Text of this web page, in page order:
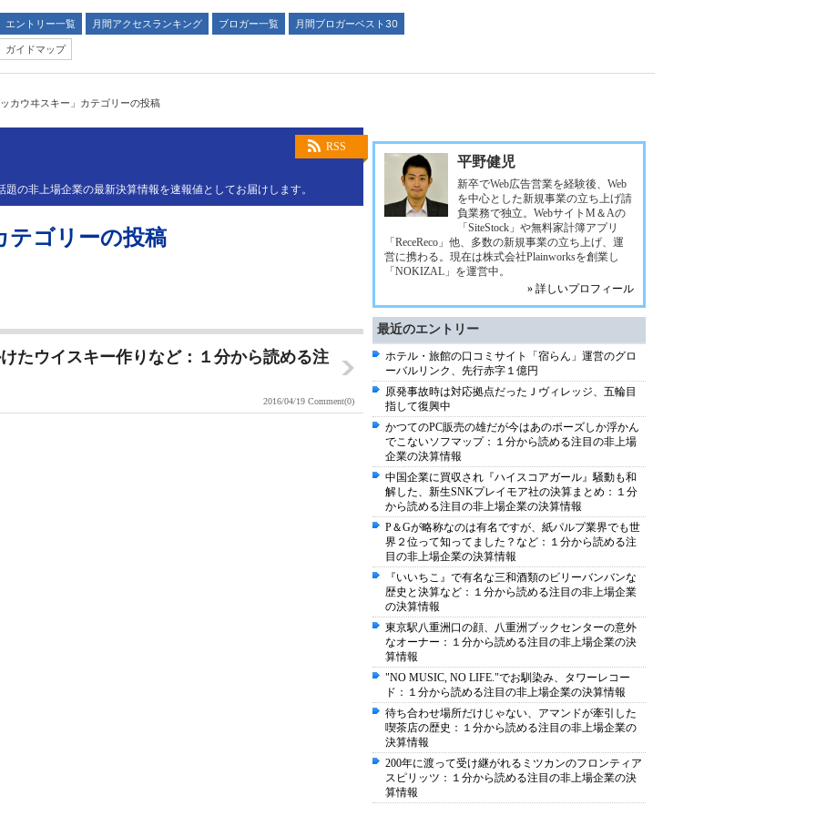
エントリー一覧 月間アクセスランキング ブロガー一覧
月間ブロガーベスト30
ガイドマップ
ッカウヰスキー」カテゴリーの投稿
RSS
の非上場企業の最新決算情報を速報値としてお届けします。
テゴリーの投稿
たウイスキー作りなど：１分から読める注
2016/04/19 Comment(0)
平野健児
新卒でWeb広告営業を経験後、Web
を中心とした新規事業の立ち上げ請
負業務で独立。WebサイトM＆Aの
「SiteStock」や無料家計簿アプリ
「ReceReco」他、多数の新規事業の立ち上げ、運
営に携わる。現在は株式会社Plainworksを創業し
「NOKIZAL」を運営中。
» 詳しいプロフィール
最近のエントリー
ホテル・旅館の口コミサイト「宿らん」運営のグロ
ーバルリンク、先行赤字１億円
原発事故時は対応拠点だったＪヴィレッジ、五輪目
指して復興中
かつてのPC販売の雄だが今はあのポーズしか浮かん
でこないソフマップ：１分から読める注目の非上場
企業の決算情報
中国企業に買収され『ハイスコアガール』騒動も和
解した、新生SNKプレイモア社の決算まとめ：１分
から読める注目の非上場企業の決算情報
P＆Gが略称なのは有名ですが、紙パルプ業界でも世
界２位って知ってました？など：１分から読める注
目の非上場企業の決算情報
『いいちこ』で有名な三和酒類のビリーバンバンな
歴史と決算など：１分から読める注目の非上場企業
の決算情報
東京駅八重洲口の顔、八重洲ブックセンターの意外
なオーナー：１分から読める注目の非上場企業の決
算情報
"NO MUSIC, NO LIFE."でお馴染み、タワーレコー
ド：１分から読める注目の非上場企業の決算情報
待ち合わせ場所だけじゃない、アマンドが牽引した
喫茶店の歴史：１分から読める注目の非上場企業の
決算情報
200年に渡って受け継がれるミツカンのフロンティア
スピリッツ：１分から読める注目の非上場企業の決
算情報